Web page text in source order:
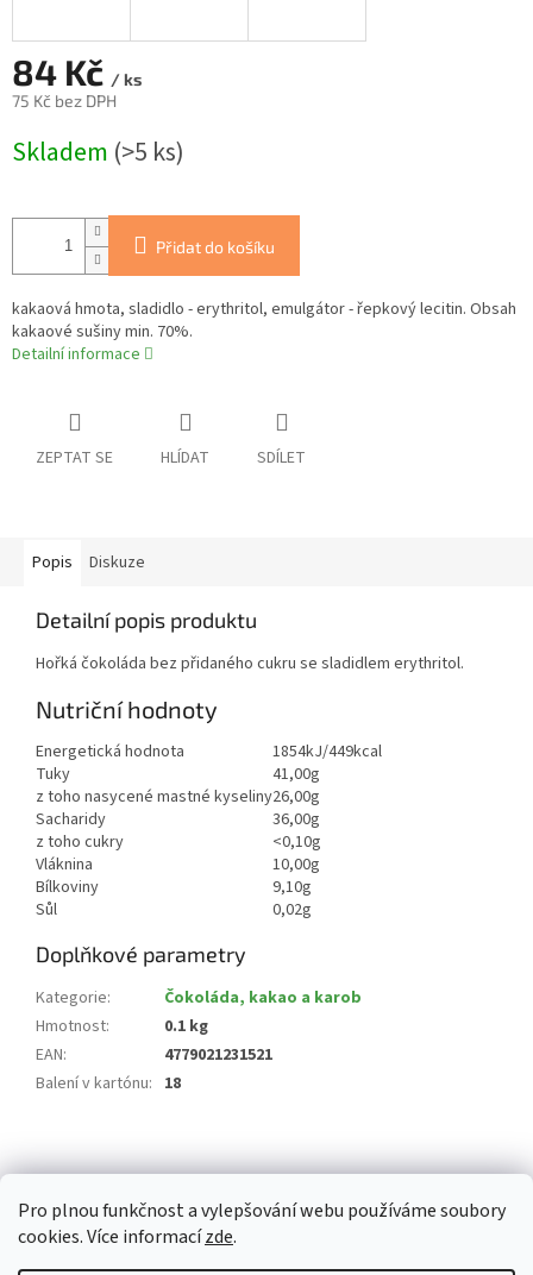
Pro plnou funkčnost a vylepšování webu používáme soubory
cookies. Více informacízde.
84 Kč / ks
75 Kč bez DPH
cena:
Skladem (>5 ks)
Přidat do košíku
kakaová hmota, sladidlo - erythritol, emulgátor - řepkový lecitin. Obsah
kakaové sušiny min. 70%.
Detailní informace
ZEPTAT SE HLÍDAT SDÍLET
Popis Diskuze
Detailní popis produktu
Hořká čokoláda bez přidaného cukru se sladidlem erythritol.
Nutriční hodnoty
Energetická hodnota
1854kJ/449kcal
Tuky
41,00g
z toho nasycené mastné kyseliny26,00g
Sacharidy
36,00g
z toho cukry
<0,10g
Vláknina
10,00g
Bílkoviny
9,10g
Sůl
0,02g
Doplňkové parametry
Kategorie:
Čokoláda, kakao a karob
Hmotnost:
0.1 kg
EAN:
4779021231521
Balení v kartónu: 18
á